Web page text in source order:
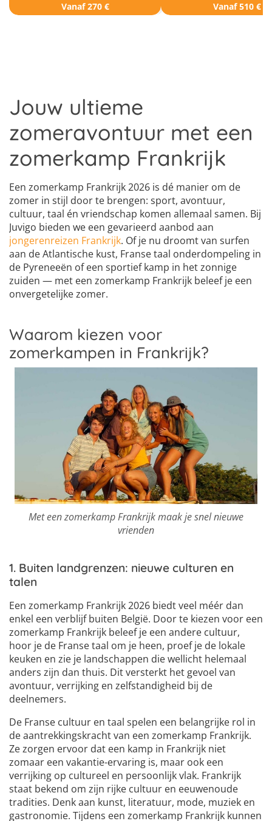
Vanaf 270 € Vanaf 510 €
Jouw ultieme
zomeravontuur met een
zomerkamp Frankrijk
Een zomerkamp Frankrijk 2026 is dé manier om de
zomer in stijl door te brengen: sport, avontuur,
cultuur, taal én vriendschap komen allemaal samen. Bij
Juvigo bieden we een gevarieerd aanbod aan
jongerenreizen Frankrijk. Of je nu droomt van surfen
aan de Atlantische kust, Franse taal onderdompeling in
de Pyreneeën of een sportief kamp in het zonnige
zuiden — met een zomerkamp Frankrijk beleef je een
onvergetelijke zomer.
Waarom kiezen voor
zomerkampen in Frankrijk?
Met een zomerkamp Frankrijk maak je snel nieuwe
vrienden
1. Buiten landgrenzen: nieuwe culturen en
talen
Een zomerkamp Frankrijk 2026 biedt veel méér dan
enkel een verblijf buiten België. Door te kiezen voor een
zomerkamp Frankrijk beleef je een andere cultuur,
hoor je de Franse taal om je heen, proef je de lokale
keuken en zie je landschappen die wellicht helemaal
anders zijn dan thuis. Dit versterkt het gevoel van
avontuur, verrijking en zelfstandigheid bij de
deelnemers.
De Franse cultuur en taal spelen een belangrijke rol in
de aantrekkingskracht van een zomerkamp Frankrijk.
Ze zorgen ervoor dat een kamp in Frankrijk niet
zomaar een vakantie-ervaring is, maar ook een
verrijking op cultureel en persoonlijk vlak. Frankrijk
staat bekend om zijn rijke cultuur en eeuwenoude
tradities. Denk aan kunst, literatuur, mode, muziek en
gastronomie. Tijdens een zomerkamp Frankrijk kunnen